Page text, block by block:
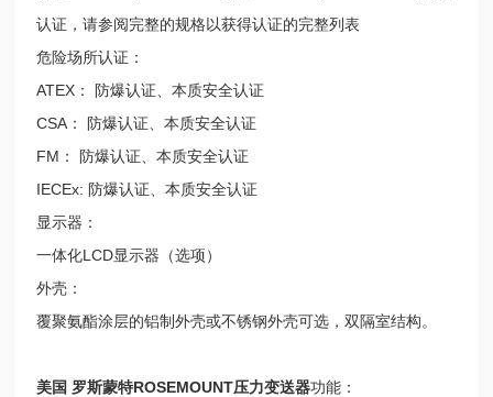
认证，请参阅完整的规格以获得认证的完整列表
危险场所认证：
ATEX： 防爆认证、本质安全认证
CSA： 防爆认证、本质安全认证
FM： 防爆认证、本质安全认证
IECEx: 防爆认证、本质安全认证
显示器：
一体化LCD显示器（选项）
外壳：
覆聚氨酯涂层的铝制外壳或不锈钢外壳可选，双隔室结构。
美国 罗斯蒙特ROSEMOUNT压力变送器功能：